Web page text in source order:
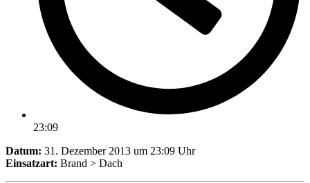
23:09
Datum: 31. Dezember 2013 um 23:09 Uhr
Einsatzart: Brand > Dach